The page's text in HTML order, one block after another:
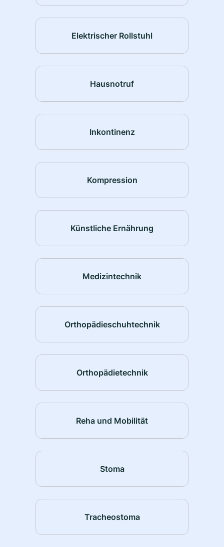
Elektrischer Rollstuhl
Hausnotruf
Inkontinenz
Kompression
Künstliche Ernährung
Medizintechnik
Orthopädieschuhtechnik
Orthopädietechnik
Reha und Mobilität
Stoma
Tracheostoma